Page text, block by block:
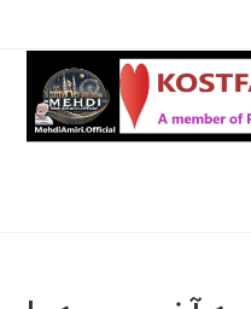
content